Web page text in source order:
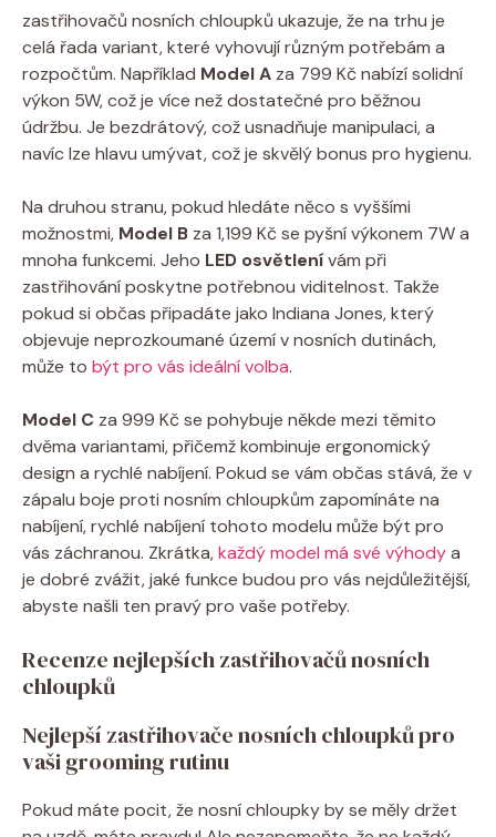
zastřihovačů nosních chloupků ukazuje, že na trhu je
celá řada variant, které vyhovují různým potřebám a
rozpočtům. Například Model A za 799 Kč nabízí solidní
výkon 5W, což je více než dostatečné pro běžnou
údržbu. Je bezdrátový, což usnadňuje manipulaci, a
navíc lze hlavu umývat, což je skvělý bonus pro hygienu.
Na druhou stranu, pokud hledáte něco s vyššími
možnostmi, Model B za 1,199 Kč se pyšní výkonem 7W a
mnoha funkcemi. Jeho LED osvětlenívám při
zastřihování poskytne potřebnou viditelnost. Takže
pokud si občas připadáte jako Indiana Jones, který
objevuje neprozkoumané území v nosních dutinách,
může to být pro vás ideální volba.
Model C za 999 Kč se pohybuje někde mezi těmito
dvěma variantami, přičemž kombinuje ergonomický
design a rychlé nabíjení. Pokud se vám občas stává, že v
zápalu boje proti nosním chloupkům zapomínáte na
nabíjení, rychlé nabíjení tohoto modelu může být pro
vás záchranou. Zkrátka,každý model má své výhodya
je dobré zvážit, jaké funkce budou pro vás nejdůležitější,
abyste našli ten pravý pro vaše potřeby.
Recenze nejlepších zastřihovačů nosních
chloupků
Nejlepší zastřihovače nosních chloupků pro
vaši grooming rutinu
Pokud máte pocit, že nosní chloupky by se měly držet